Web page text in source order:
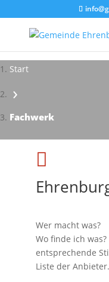
Start
›
Fachwerk
Impressionen - Mareike

Wer macht was?
Wo finde ich
entsprechende
Liste der Anbieter.